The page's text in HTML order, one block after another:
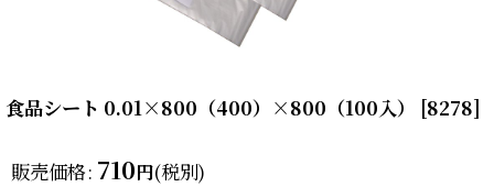
食品シート 0.01×800（400）×800（100入） [8278]
販売価格: 710円(税別)